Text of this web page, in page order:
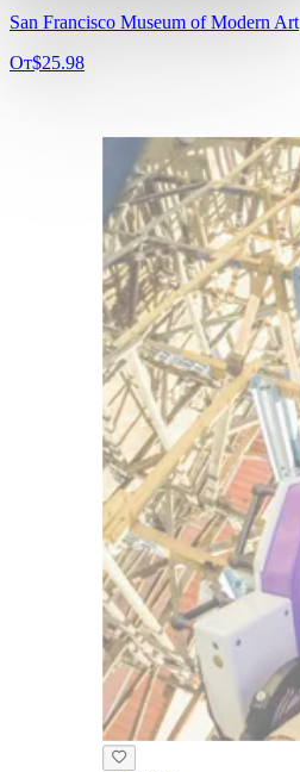
San Francisco Museum of Modern Art
От$25.98